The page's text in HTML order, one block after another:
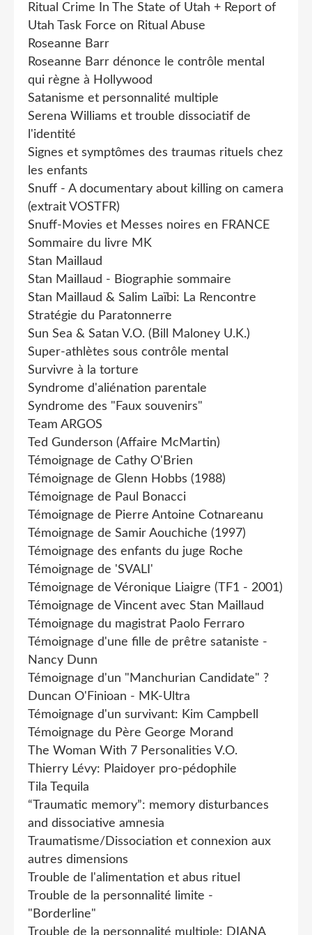
Ritual Crime In The State of Utah + Report of
Utah Task Force on Ritual Abuse
Roseanne Barr
Roseanne Barr dénonce le contrôle mental
qui règne à Hollywood
Satanisme et personnalité multiple
Serena Williams et trouble dissociatif de
l'identité
Signes et symptômes des traumas rituels chez
les enfants
Snuff - A documentary about killing on camera
(extrait VOSTFR)
Snuff-Movies et Messes noires en FRANCE
Sommaire du livre MK
Stan Maillaud
Stan Maillaud - Biographie sommaire
Stan Maillaud & Salim Laïbi: La Rencontre
Stratégie du Paratonnerre
Sun Sea & Satan V.O. (Bill Maloney U.K.)
Super-athlètes sous contrôle mental
Survivre à la torture
Syndrome d'aliénation parentale
Syndrome des "Faux souvenirs"
Team ARGOS
Ted Gunderson (Affaire McMartin)
Témoignage de Cathy O'Brien
Témoignage de Glenn Hobbs (1988)
Témoignage de Paul Bonacci
Témoignage de Pierre Antoine Cotnareanu
Témoignage de Samir Aouchiche (1997)
Témoignage des enfants du juge Roche
Témoignage de 'SVALI'
Témoignage de Véronique Liaigre (TF1 - 2001)
Témoignage de Vincent avec Stan Maillaud
Témoignage du magistrat Paolo Ferraro
Témoignage d'une fille de prêtre sataniste -
Nancy Dunn
Témoignage d'un "Manchurian Candidate" ?
Duncan O'Finioan - MK-Ultra
Témoignage d'un survivant: Kim Campbell
Témoignage du Père George Morand
The Woman With 7 Personalities V.O.
Thierry Lévy: Plaidoyer pro-pédophile
Tila Tequila
“Traumatic memory”: memory disturbances
and dissociative amnesia
Traumatisme/Dissociation et connexion aux
autres dimensions
Trouble de l'alimentation et abus rituel
Trouble de la personnalité limite -
"Borderline"
Trouble de la personnalité multiple: DIANA